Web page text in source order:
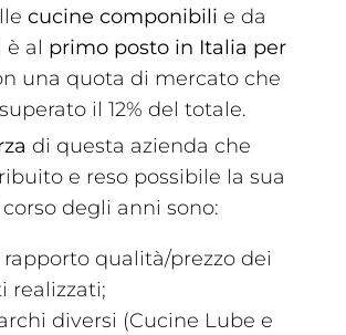
cucine componibili e da
è al primo posto in Italia per
una quota di mercato che
il 12% del totale.
di questa azienda che
e reso possibile la sua
degli anni sono:
qualità/prezzo dei
realizzati;
diversi (Cucine Lube e